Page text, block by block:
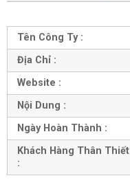
Tên Công Ty :
Địa Chỉ :
Website :
Nội Dung :
Ngày Hoàn Thành :
Khách Hàng Thân Thiết
: